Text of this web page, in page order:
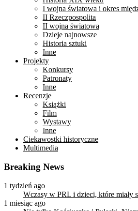
I wojna światowa i okres
II Rzeczpospolita
II wojna światowa
Dzieje najnowsze
Historia sztuki
Inne
Projekty
Konkursy
Patronaty
Inne
Recenzje
Książki
Film
Wystawy
Inne
Ciekawostki historyczne
Multimedia
Breaking News
1 tydzień ago
Wczasy w PRL i dzieci, które miały
1 miesiąc ago